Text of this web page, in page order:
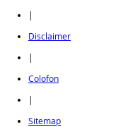
|
Disclaimer
|
Colofon
|
Sitemap